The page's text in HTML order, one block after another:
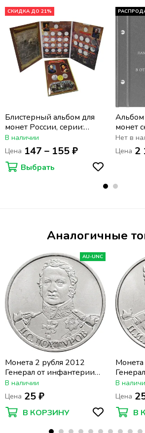
СКИДКА ДО 21%
Блистерный альбом для
монет России, серии:
"Отечественная война
1812 г."
В наличии
Цена 147 – 155 ₽
Выбрать
Альбом
монет
победы
1812
Нет в
Цена 2
Аналогичные
AU-UNC
Монета 2 рубля 2012
Генерал от инфантерии
Д.С. Дохтуров
В наличии
Цена 25 ₽
В КОРЗИНУ
П.И.
В
Цена
В